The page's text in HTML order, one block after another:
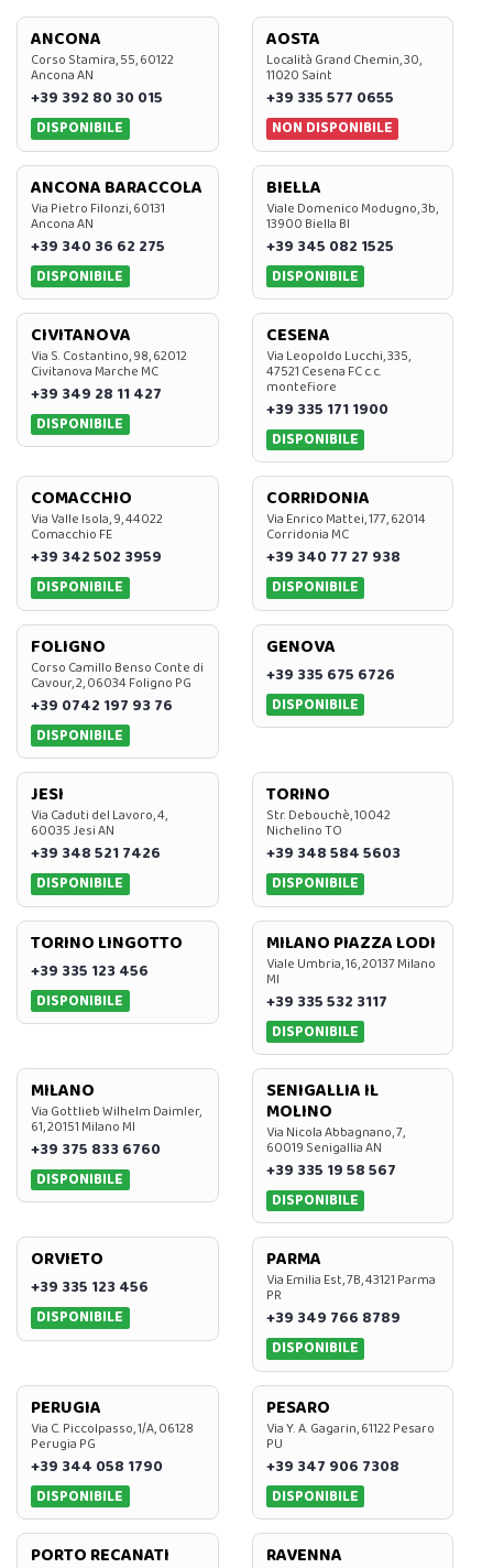
ANCONA
Corso Stamira, 55, 60122
Ancona AN
+39 392 80 30 015
DISPONIBILE
AOSTA
Località Grand Chemin, 30,
11020 Saint
+39 335 577 0655
NON DISPONIBILE
ANCONA BARACCOLA
Via Pietro Filonzi, 60131
Ancona AN
+39 340 36 62 275
DISPONIBILE
BIELLA
Viale Domenico Modugno, 3b,
13900 Biella BI
+39 345 082 1525
DISPONIBILE
CIVITANOVA
Via S. Costantino, 98, 62012
Civitanova Marche MC
+39 349 28 11 427
DISPONIBILE
CESENA
Via Leopoldo Lucchi, 335,
47521 Cesena FC c.c.
montefiore
+39 335 171 1900
DISPONIBILE
COMACCHIO
Via Valle Isola, 9, 44022
Comacchio FE
+39 342 502 3959
DISPONIBILE
CORRIDONIA
Via Enrico Mattei, 177, 62014
Corridonia MC
+39 340 77 27 938
DISPONIBILE
FOLIGNO
Corso Camillo Benso Conte di
Cavour, 2, 06034 Foligno PG
+39 0742 197 93 76
DISPONIBILE
GENOVA
+39 335 675 6726
DISPONIBILE
JESI
Via Caduti del Lavoro, 4,
60035 Jesi AN
+39 348 521 7426
DISPONIBILE
TORINO
Str. Debouchè, 10042
Nichelino TO
+39 348 584 5603
DISPONIBILE
TORINO LINGOTTO
+39 335 123 456
DISPONIBILE
MILANO PIAZZA LODI
Viale Umbria, 16, 20137 Milano
MI
+39 335 532 3117
DISPONIBILE
MILANO
Via Gottlieb Wilhelm Daimler,
61, 20151 Milano MI
+39 375 833 6760
DISPONIBILE
SENIGALLIA IL
MOLINO
Via Nicola Abbagnano, 7,
60019 Senigallia AN
+39 335 19 58 567
DISPONIBILE
ORVIETO
+39 335 123 456
DISPONIBILE
PARMA
Via Emilia Est, 7B, 43121 Parma
PR
+39 349 766 8789
DISPONIBILE
PERUGIA
Via C. Piccolpasso, 1/A, 06128
Perugia PG
+39 344 058 1790
DISPONIBILE
PESARO
Via Y. A. Gagarin, 61122 Pesaro
PU
+39 347 906 7308
DISPONIBILE
PORTO RECANATI RAVENNA